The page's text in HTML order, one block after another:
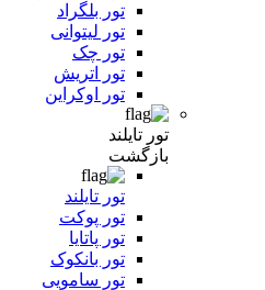
تور بلگراد
تور لیتوانی
تور چک
تور اتریش
تور اوکراین
تور تایلند
بازگشت
تور تایلند
تور پوکت
تور پاتایا
تور بانکوک
تور سامویی